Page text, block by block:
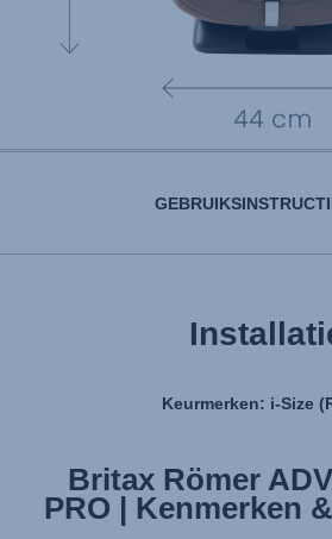
Keurmerken: i-Size
Britax Römer
PRO | Kenmerken
Britax Römer
PRO |